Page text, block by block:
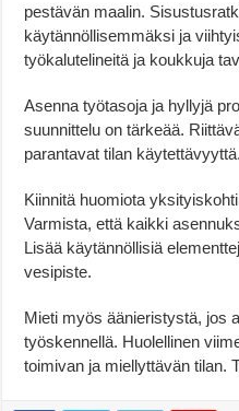
pestävän maalin.
käytännöllisemmäksi ja
työkalutelineitä ja koukkuja
Asenna työtasoja ja hyllyjä
suunnittelu on tärkeää.
parantavat tilan käytettävyyttä.
Kiinnitä huomiota
Varmista, että kaikki
Lisää käytännöllisiä
vesipiste.
Mieti myös äänieristystä, jos
työskennellä. Huolellinen
toimivan ja miellyttävän tilan.